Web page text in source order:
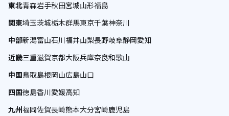
東北青森岩手秋田宮城山形福島
関東埼玉茨城栃木群馬東京千葉神奈川
中部新潟富山石川福井山梨長野岐阜静岡愛知
近畿三重滋賀京都大阪兵庫奈良和歌山
中国鳥取島根岡山広島山口
四国徳島香川愛媛高知
九州福岡佐賀長崎熊本大分宮崎鹿児島